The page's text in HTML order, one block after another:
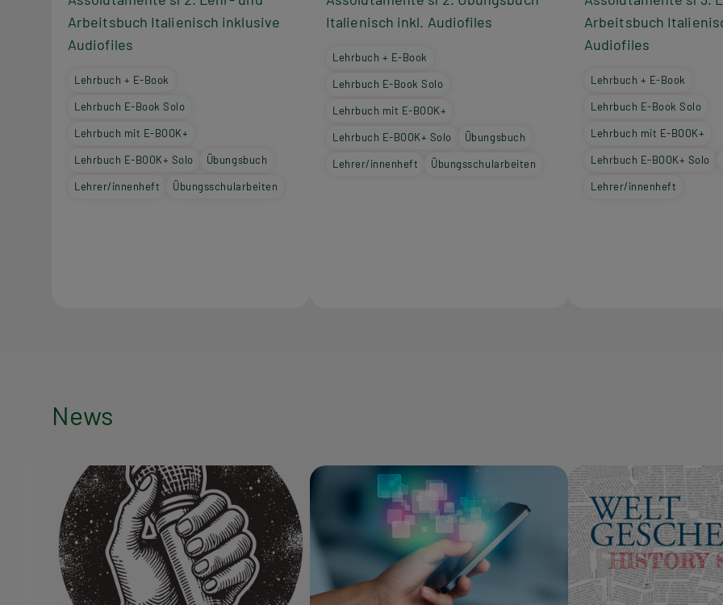
Arbeitsbuch Italienisch inklusive
Audiofiles
Lehrbuch + E-Book
Lehrbuch E-Book Solo
Lehrbuch mit E-BOOK+
Lehrbuch E-BOOK+ Solo Übungsbuch
Lehrer/innenheft Übungsschularbeiten
Italienisch inkl. Audiofiles
Lehrbuch + E-Book
Lehrbuch E-Book Solo
Lehrbuch mit E-BOOK+
Lehrbuch E-BOOK+ Solo Übungsbuch
Lehrer/innenheft Übungsschularbeiten
Arbeitsbuch
Audiofiles
Lehrbuch + E-Book
Lehrbuch E-Book Solo
Lehrbuch mit E-BOOK+
Lehrbuch E-BOOK+ Solo
Lehrer/innenheft
News
News